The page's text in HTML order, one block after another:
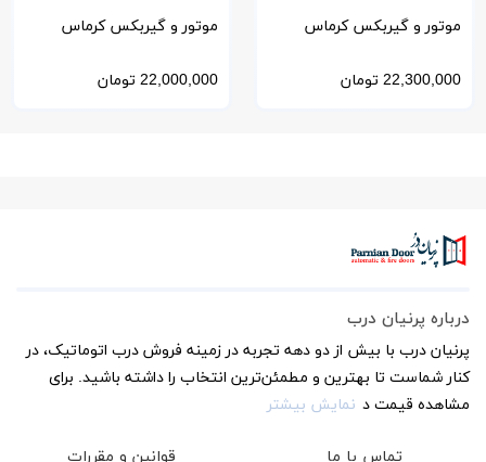
موتور و گیربکس کرماس
ترکیه مدل 140
22,300,000 تومان
موتور و گیربکس کرماس
ترکیه مدل 100
22,000,000 تومان
درباره پرنیان درب
پرنیان درب با بیش از دو دهه تجربه در زمینه فروش درب اتوماتیک، در
کنار شماست تا بهترین و مطمئن‌ترین انتخاب را داشته باشید. برای
مشاهده قیمت د نمایش بیشتر
تماس با ما قوانین و مقررات